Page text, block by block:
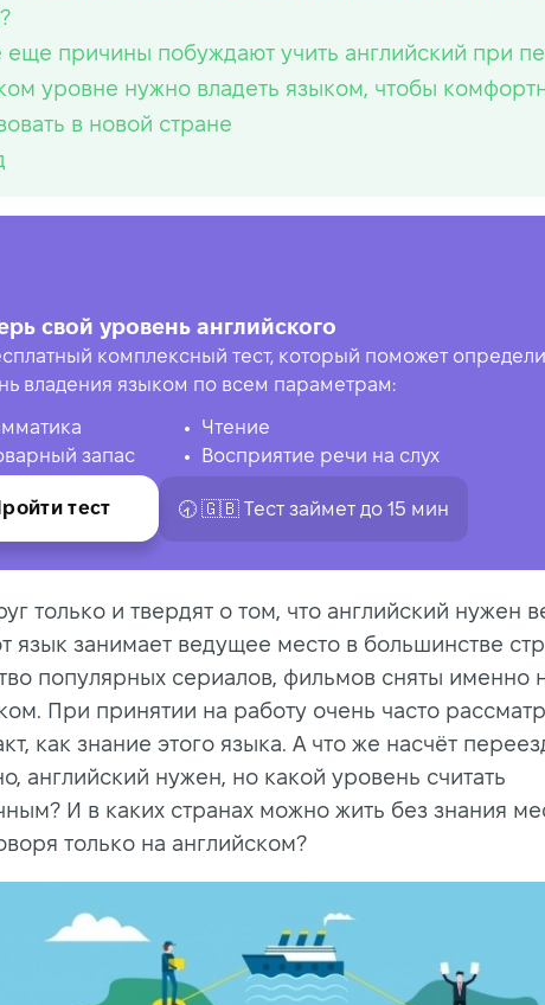
еще причины побуждают учить английский при
уровне нужно владеть языком, чтобы
в новой стране
свой уровень английского
комплексный тест, который поможет
владения языком по всем параметрам:
запас
Чтение
Восприятие речи на слух
тест 🕣 🇬🇧 Tест займет до 15 мин
только и твердят о том, что английский нужен
язык занимает ведущее место в большинстве
популярных сериалов, фильмов сняты именно
При принятии на работу очень часто
как знание этого языка. А что же насчёт
английский нужен, но какой уровень считать
И в каких странах можно жить без знания
только на английском?